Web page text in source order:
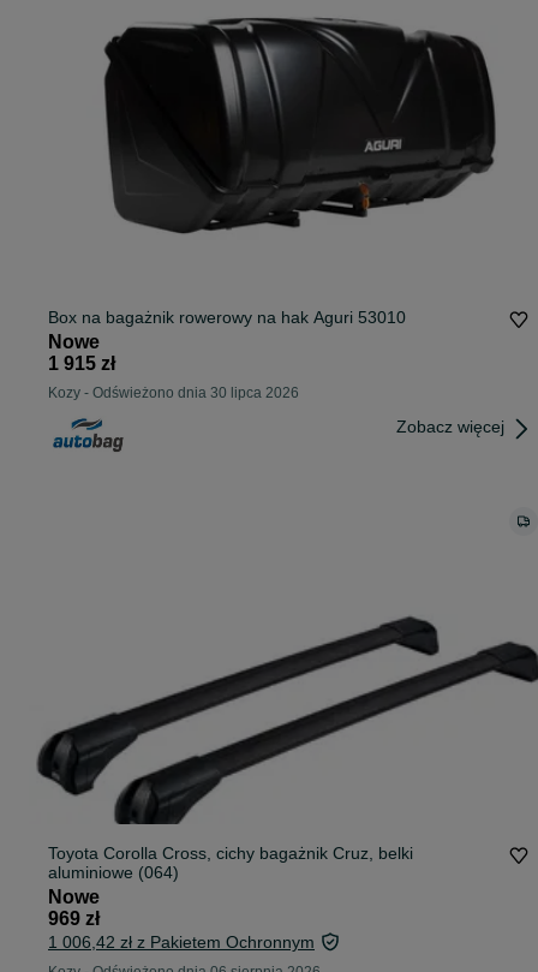
Box na bagażnik rowerowy na hak Aguri 53010
Nowe
1 915 zł
Kozy - Odświeżono dnia 30 lipca 2026
Zobacz więcej
Toyota Corolla Cross, cichy bagażnik Cruz, belki
aluminiowe (064)
Nowe
969 zł
1 006,42 zł z Pakietem Ochronnym